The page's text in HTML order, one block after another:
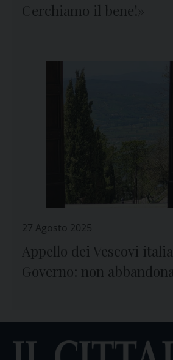
Cerchiamo il bene!»
27 Agosto 2025
Appello dei Vescovi
Governo: non